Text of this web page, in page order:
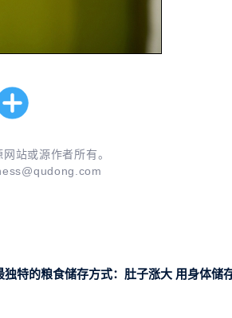
站或源作者所有。
独特的粮食储存方式：肚子涨大 用身体储